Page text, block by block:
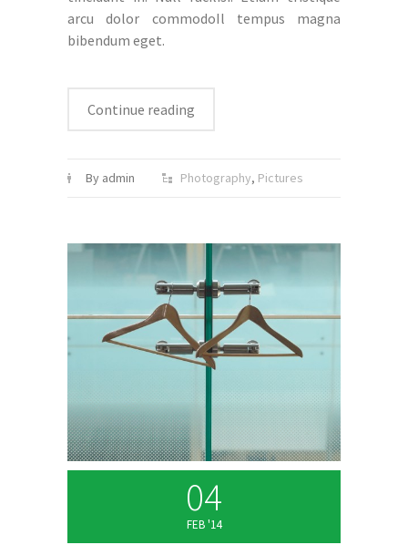
arcu dolor commodoIl tempus magna
bibendum eget.
Continue reading
By admin Photography, Pictures
04
FEB '14